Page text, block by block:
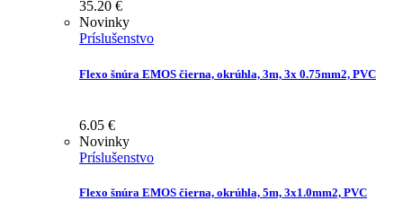
35.20 €
Novinky
Príslušenstvo
Flexo šnúra EMOS čierna, okrúhla, 3m, 3x 0.75mm2, PVC
6.05 €
Novinky
Príslušenstvo
Flexo šnúra EMOS čierna, okrúhla, 5m, 3x1.0mm2, PVC